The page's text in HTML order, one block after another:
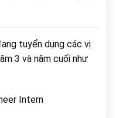
tuyển dụng các vị
3 và năm cuối như
Intern